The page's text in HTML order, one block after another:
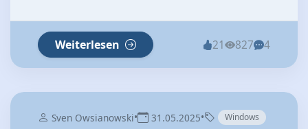
Weiterlesen 21 827 4
Sven Owsianowski• 31.05.2025• Windows